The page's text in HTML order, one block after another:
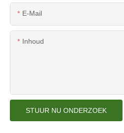
E-Mail
Inhoud
STUUR NU ONDERZOEK